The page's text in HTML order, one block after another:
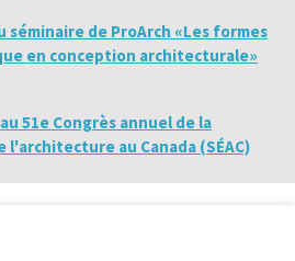
séminaire de ProArch «Les formes
en conception architecturale»
51e Congrès annuel de la
au Canada (SÉAC)